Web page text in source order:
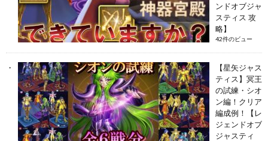
ンドオブジャ
スティス 攻
略】
42件のビュー
【星矢ジャス
ティス】冥王
の試練・シオ
ン編！クリア
編成例！【レ
ジェンドオブ
ジャスティ